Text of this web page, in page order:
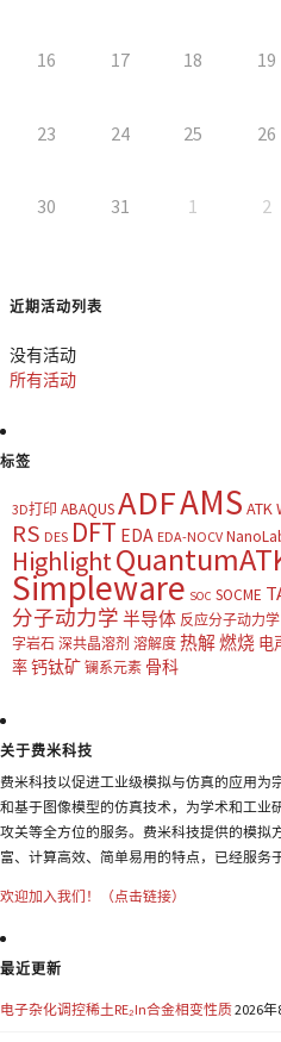
16 17 18 19
23 24 25 26
30 31 1 2
近期活动列表
没有活动
所有活动
标签
3D打印 ABAQUSADFAMS ATK
RS DES DFT EDA EDA-NOCV
Highlight
Simpleware SOC SOCME
分子动力学 半导体 反应分子动力学
字岩石 深共晶溶剂 溶解度 热解燃烧 电
率钙钛矿 镧系元素 骨科
关于费米科技
费米科技以促进工业级模拟与仿真的应用为
和基于图像模型的仿真技术，为学术和工业
攻关等全方位的服务。费米科技提供的模拟
富、计算高效、简单易用的特点，已经服务
欢迎加入我们！（点击链接）
最近更新
电子杂化调控稀土RE₂In合金相变性质2026年